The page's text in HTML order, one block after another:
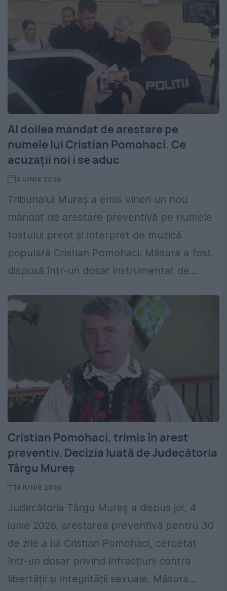
Al doilea mandat de arestare pe
numele lui Cristian Pomohaci. Ce
acuzații noi i se aduc
5 IUNIE 2026
Tribunalul Mureș a emis vineri un nou
mandat de arestare preventivă pe numele
fostului preot și interpret de muzică
populară Cristian Pomohaci. Măsura a fost
dispusă într-un dosar instrumentat de...
Cristian Pomohaci, trimis în arest
preventiv. Decizia luată de Judecătoria
Târgu Mureș
4 IUNIE 2026
Judecătoria Târgu Mureș a dispus joi, 4
iunie 2026, arestarea preventivă pentru 30
de zile a lui Cristian Pomohaci, cercetat
într-un dosar privind infracțiuni contra
libertății și integrității sexuale. Măsura...